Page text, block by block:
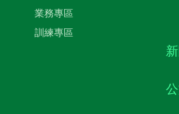
業務專區
訓練專區